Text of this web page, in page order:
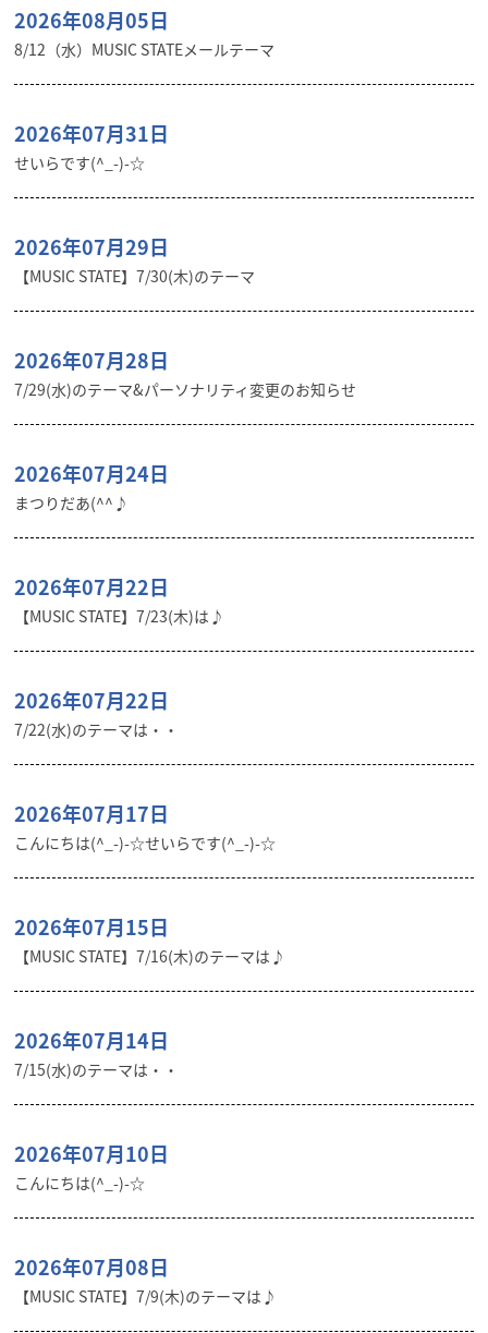
2026年08月05日
8/12（水）MUSIC STATEメールテーマ
2026年07月31日
せいらです(^_-)-☆
2026年07月29日
【MUSIC STATE】7/30(木)のテーマ
2026年07月28日
7/29(水)のテーマ&パーソナリティ変更のお知らせ
2026年07月24日
まつりだあ(^^♪
2026年07月22日
【MUSIC STATE】7/23(木)は♪
2026年07月22日
7/22(水)のテーマは・・
2026年07月17日
こんにちは(^_-)-☆せいらです(^_-)-☆
2026年07月15日
【MUSIC STATE】7/16(木)のテーマは♪
2026年07月14日
7/15(水)のテーマは・・
2026年07月10日
こんにちは(^_-)-☆
2026年07月08日
【MUSIC STATE】7/9(木)のテーマは♪